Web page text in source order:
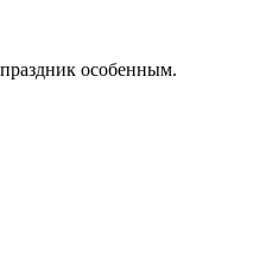
особенным.